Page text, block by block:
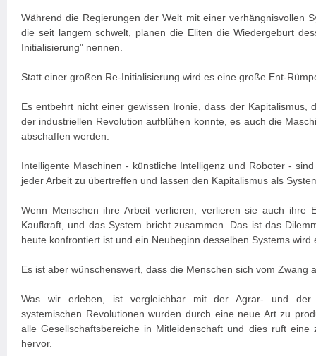
Während die Regierungen der Welt mit einer verhängnisvollen
die seit langem schwelt, planen die Eliten die Wiedergeburt
Initialisierung" nennen.
Statt einer großen Re-Initialisierung wird es eine große Ent-
Es entbehrt nicht einer gewissen Ironie, dass der Kapitalismus,
der industriellen Revolution aufblühen konnte, es auch die
abschaffen werden.
Intelligente Maschinen - künstliche Intelligenz und Roboter -
jeder Arbeit zu übertreffen und lassen den Kapitalismus als
Wenn Menschen ihre Arbeit verlieren, verlieren sie auch ihre
Kaufkraft, und das System bricht zusammen. Das ist das
heute konfrontiert ist und ein Neubeginn desselben Systems wird
Es ist aber wünschenswert, dass die Menschen sich vom Zwang
Was wir erleben, ist vergleichbar mit der Agrar- und der
systemischen Revolutionen wurden durch eine neue Art zu
alle Gesellschaftsbereiche in Mitleidenschaft und dies ruft eine
hervor.